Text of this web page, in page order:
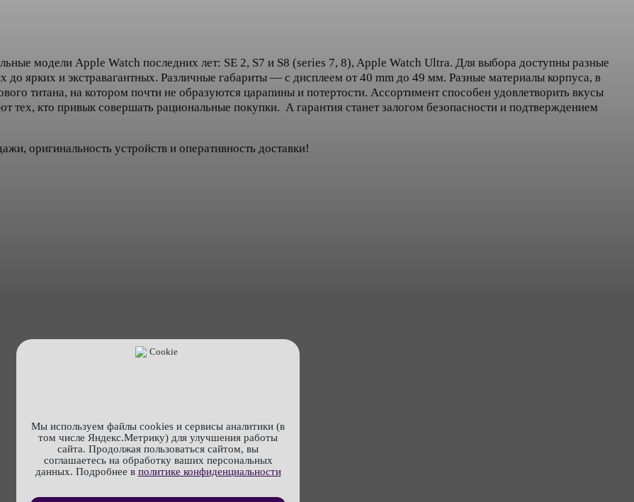
модели Apple Watch последних лет: SE 2, S7 и S8 (series 7, 8), Apple Watch Ultra. Для выбора доступны разные
ярких и экстравагантных. Различные габариты — с дисплеем от 40 mm до 49 мм. Разные материалы корпуса, в
титана, на котором почти не образуются царапины и потертости. Ассортимент способен удовлетворить вкусы
тех, кто привык совершать рациональные покупки. А гарантия станет залогом безопасности и подтверждением
оригинальность устройств и оперативность доставки!
Мы используем файлы cookies и сервисы аналитики (в
том числе Яндекс.Метрику) для улучшения работы
сайта. Продолжая пользоваться сайтом, вы
соглашаетесь на обработку ваших персональных
данных. Подробнее в политике конфиденциальности